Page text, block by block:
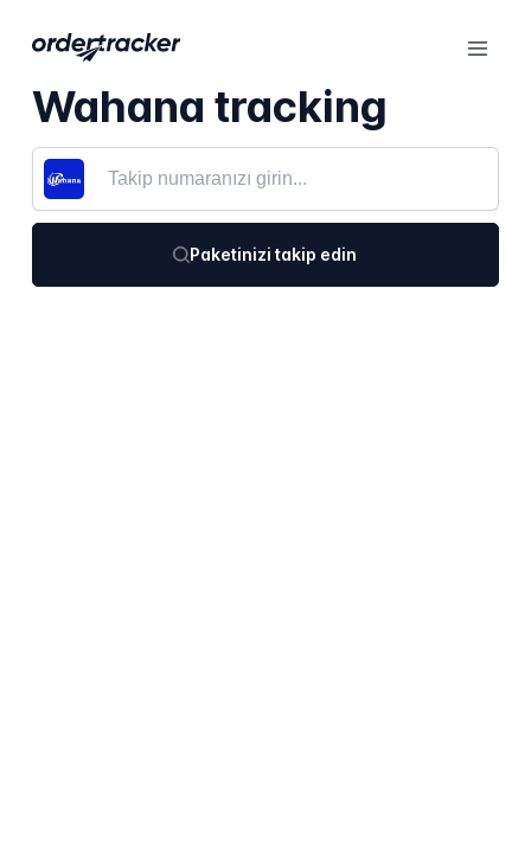
Wahana tracking
Paketinizi takip edin